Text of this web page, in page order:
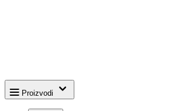
Proizvodi